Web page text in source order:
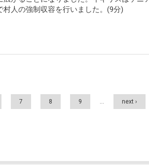
人の強制収容を行いました。(9分)
7 8 9 … next ›